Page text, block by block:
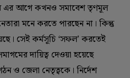
এর আগে কখনও সমাবেশ তৃণমূল
মনে করতে পারছেন না। কিন্তু
সেই কর্মসূচি ‘সফল’ করতেই
দায়িত্ব দেওয়া হয়েছে
ও জেলা নেতৃত্বকে। নির্দেশ